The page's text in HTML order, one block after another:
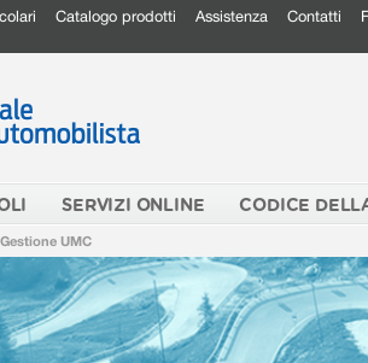
Catalogo prodotti Assistenza Contatti
SERVIZI ONLINE CODICE
UMC